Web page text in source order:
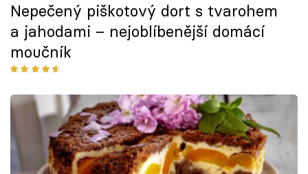
Nepečený piškotový dort s tvarohem
a jahodami – nejoblíbenější domácí
moučník